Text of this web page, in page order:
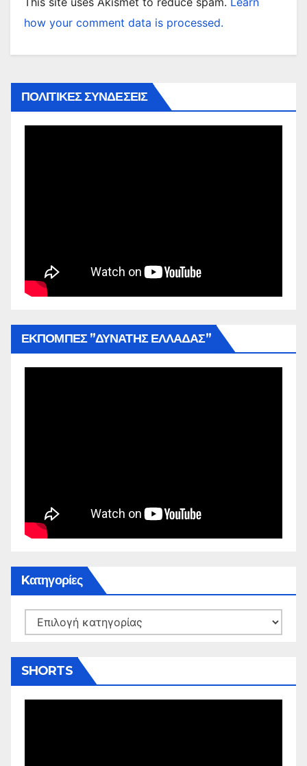
how your comment data is processed.
ΠΟΛΙΤΙΚΕΣ ΣΥΝΔΕΣΕΙΣ
ΕΚΠΟΜΠΕΣ ”ΔΥΝΑΤΗΣ ΕΛΛΑΔΑΣ”
Kατηγορίες
Kατηγορίες
SHORTS